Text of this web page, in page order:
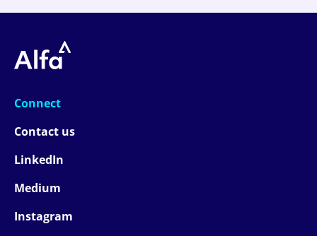
Connect
Contact us
LinkedIn
Medium
Instagram